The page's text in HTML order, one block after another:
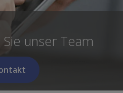
unser Team